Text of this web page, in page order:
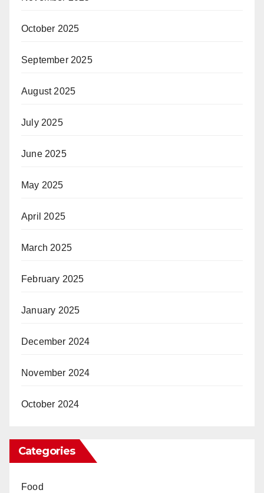
October 2025
September 2025
August 2025
July 2025
June 2025
May 2025
April 2025
March 2025
February 2025
January 2025
December 2024
November 2024
October 2024
Categories
Food